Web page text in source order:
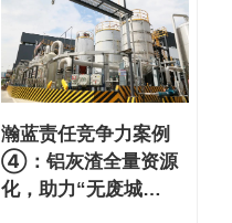
瀚蓝责任竞争力案例
④：铝灰渣全量资源
化，助力“无废城